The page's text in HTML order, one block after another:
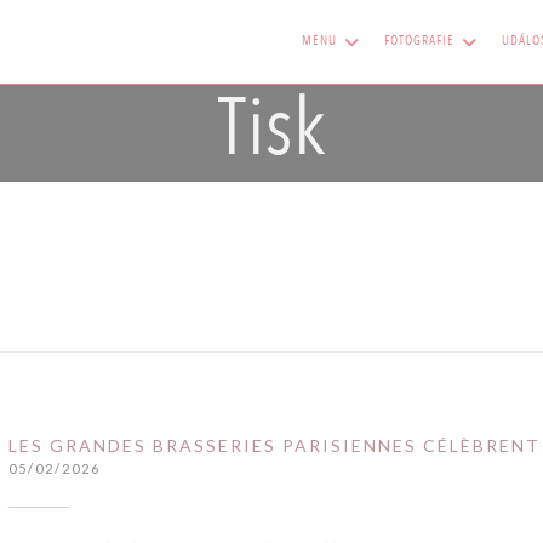
MENU FOTOGRAFIE
Tisk
LES GRANDES BRASSERIES PARISIENNES
05/02/2026